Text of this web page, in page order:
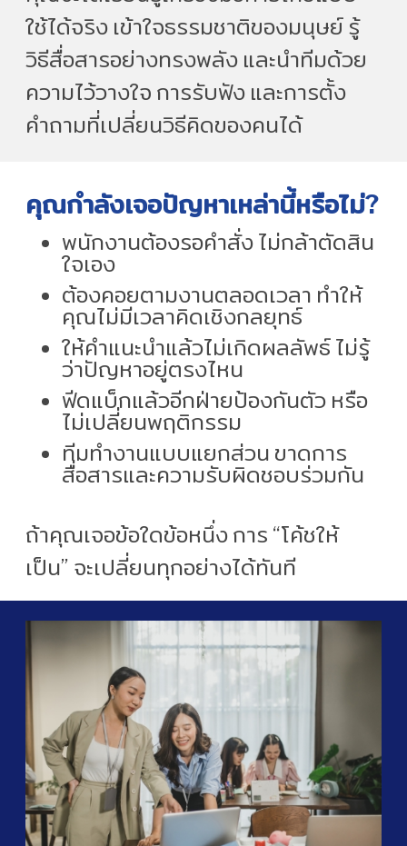
ใช้ได้จริง เข้าใจธรรมชาติของมนุษย์ รู้
วิธีสื่อสารอย่างทรงพลัง และนำทีมด้วย
ความไว้วางใจ การรับฟัง และการตั้ง
คำถามที่เปลี่ยนวิธีคิดของคนได้
คุณกำลังเจอปัญหาเหล่านี้หรือไม่?
พนักงานต้องรอคำสั่ง ไม่กล้าตัดสิน
ใจเอง
ต้องคอยตามงานตลอดเวลา ทำให้
คุณไม่มีเวลาคิดเชิงกลยุทธ์
ให้คำแนะนำแล้วไม่เกิดผลลัพธ์ ไม่รู้
ว่าปัญหาอยู่ตรงไหน
ฟีดแบ็กแล้วอีกฝ่ายป้องกันตัว หรือ
ไม่เปลี่ยนพฤติกรรม
ทีมทำงานแบบแยกส่วน ขาดการ
สื่อสารและความรับผิดชอบร่วมกัน
ถ้าคุณเจอข้อใดข้อหนึ่ง การ “โค้ชให้
เป็น” จะเปลี่ยนทุกอย่างได้ทันที